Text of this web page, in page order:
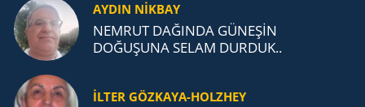
AYDIN NİKBAY
NEMRUT DAĞINDA GÜNEŞİN
DOĞUŞUNA SELAM DURDUK..
İLTER GÖZKAYA-HOLZHEY